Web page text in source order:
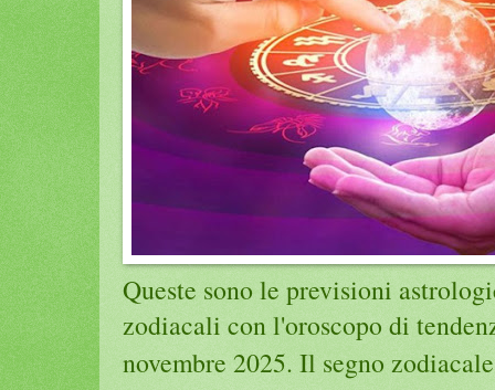
Queste sono le previsioni
zodiacali con l'oroscopo di
novembre 2025. Il segno